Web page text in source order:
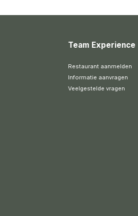
Team Experience
Restaurant aanmelden
Informatie aanvragen
Veelgestelde vragen